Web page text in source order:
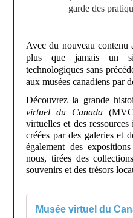
garde des
Avec du nouveau contenu
plus que jamais un
technologiques sans
aux musées canadiens par
Découvrez la grande
virtuel du Canada
virtuelles et des
créées par des galeries et
également des
nous, tirées des
souvenirs et des trésors
Musée virtuel du